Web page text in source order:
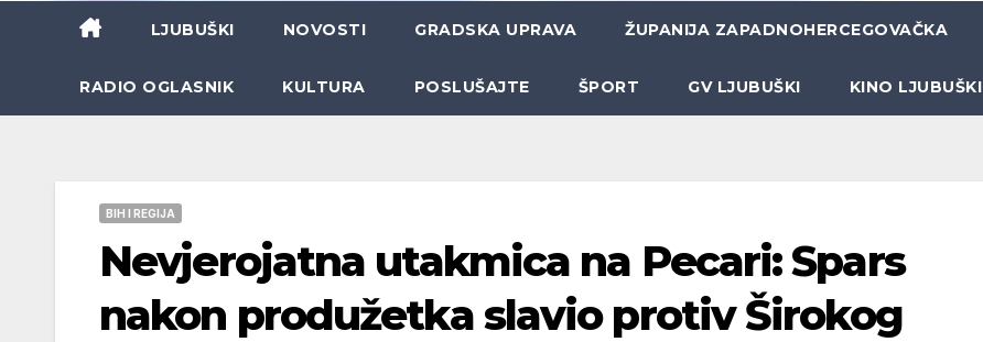
LJUBUŠKI NOVOSTI GRADSKA UPRAVA ŽUPANIJA ZAPADNOHERCEGOVAČKA
RADIO OGLASNIK KULTURA POSLUŠAJTE ŠPORT GV LJUBUŠKI KINO LJUBUŠKI
BIH I REGIJA
Nevjerojatna utakmica na Pecari: Spars
nakon produžetka slavio protiv Širokog